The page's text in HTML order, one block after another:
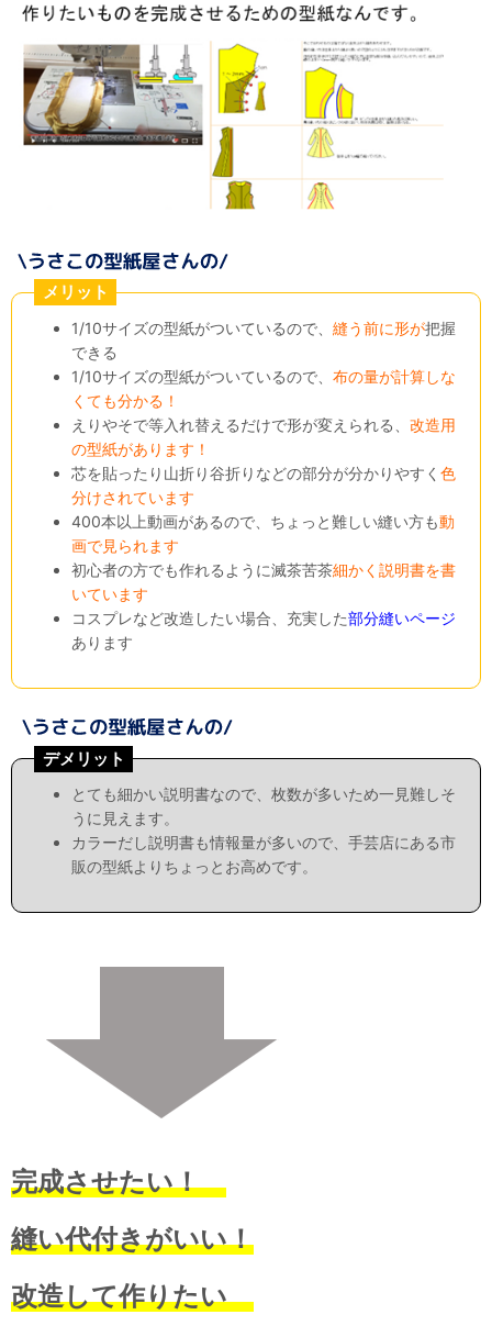
メリット
1/10サイズの型紙がついているので、縫う前に形が把握
できる
1/10サイズの型紙がついているので、布の量が計算しな
くても分かる！
えりやそで等入れ替えるだけで形が変えられる、改造用
の型紙があります！
芯を貼ったり山折り谷折りなどの部分が分かりやすく色
分けされています
400本以上動画があるので、ちょっと難しい縫い方も動
画で見られます
初心者の方でも作れるように滅茶苦茶細かく説明書を書
いています
コスプレなど改造したい場合、充実した部分縫いページ
あります
デメリット
とても細かい説明書なので、枚数が多いため一見難しそ
うに見えます。
カラーだし説明書も情報量が多いので、手芸店にある市
販の型紙よりちょっとお高めです。
完成させたい！
縫い代付きがいい！
改造して作りたい